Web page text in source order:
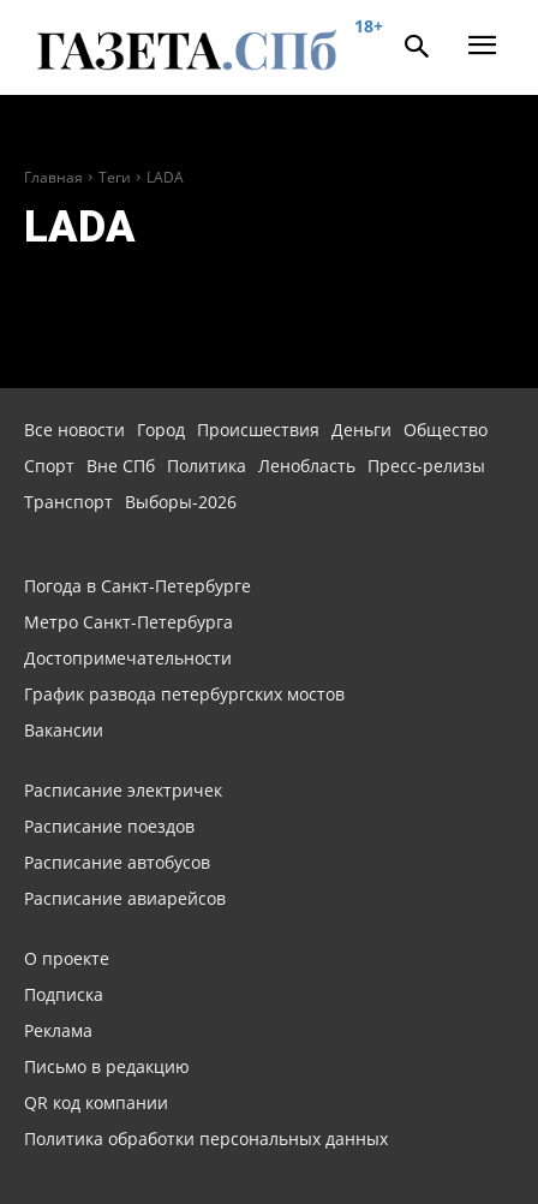
18+
Главная Теги LADA
LADA
Все новости Город Происшествия Деньги
Общество
Спорт Вне СПб Политика Ленобласть Пресс-релизы
Транспорт Выборы-2026
Погода в Санкт-Петербурге
Метро Санкт-Петербурга
Достопримечательности
График развода петербургских мостов
Вакансии
Расписание электричек
Расписание поездов
Расписание автобусов
Расписание авиарейсов
О проекте
Подписка
Реклама
Письмо в редакцию
QR код компании
Политика обработки персональных данных